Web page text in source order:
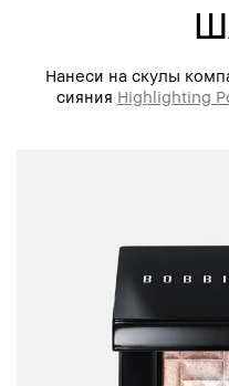
Нанеси на скулы
сияния Highlighting